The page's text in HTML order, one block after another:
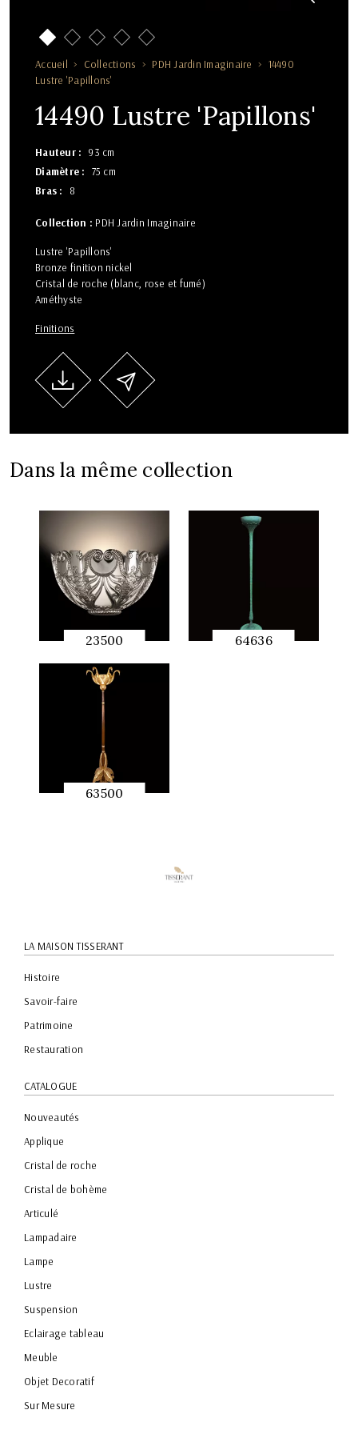
Accueil Collections PDH Jardin Imaginaire
14490
Lustre 'Papillons'
14490 Lustre 'Papillons'
Hauteur
93 cm
Diamètre
75 cm
Bras
8
Collection : PDH Jardin Imaginaire
Lustre 'Papillons'
Bronze finition nickel
Cristal de roche (blanc, rose et fumé)
Améthyste
Finitions
Dans la même collection
23500
APERÇU
RAPIDE
64636
63500
LA MAISON TISSERANT
Histoire
Savoir-faire
Patrimoine
Restauration
CATALOGUE
Nouveautés
Applique
Cristal de roche
Cristal de bohème
Articulé
Lampadaire
Lampe
Lustre
Suspension
Eclairage tableau
Meuble
Objet Decoratif
Sur Mesure